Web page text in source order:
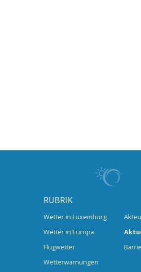
RUBRIK
Wetter in Luxemburg
Wetter in Europa
Flugwetter
Wetterwarnungen